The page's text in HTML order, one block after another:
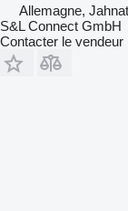
Allemagne,
S&L Connect GmbH
Contacter le vendeur